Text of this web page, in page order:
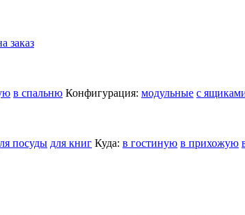
заказ
в спальню Конфигурация: модульные с
посуды для книг Куда: в гостиную в прихожую